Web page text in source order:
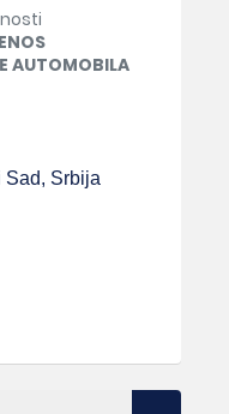
AUTOMOBILA
Sad, Srbija